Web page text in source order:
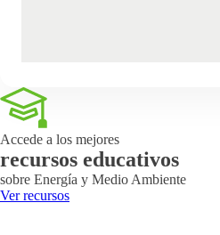
Accede a los mejores
recursos educativos
sobre Energía y Medio Ambiente
Ver recursos